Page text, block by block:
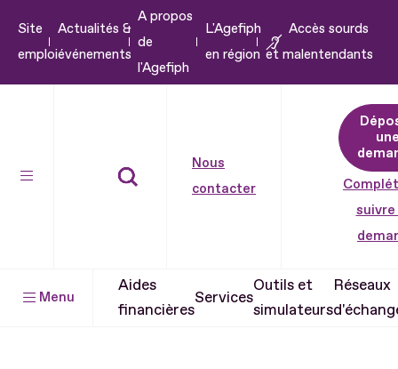
Aller
Site
emploi
Actualités &
événements
A propos
de
l'Agefiph
L'Agefiph
en région
Accès sourds
et malentendants
Nous
contacter
suivre
Menu
Aides
financières
Services
Outils et
simulateurs
Réseaux